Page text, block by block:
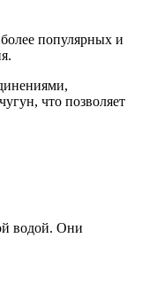
популярных и
что позволяет
водой. Они